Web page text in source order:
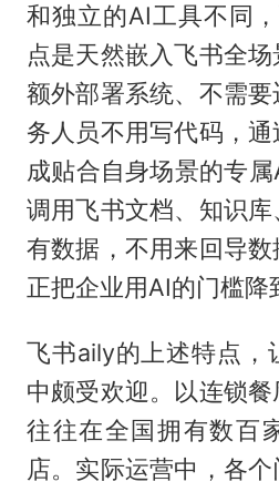
和独立的AI工具不同
点是天然嵌入飞书全
额外部署系统、不需
务人员不用写代码，
成贴合自身场景的专
调用飞书文档、知识
有数据，不用来回导
正把企业用AI的门槛降
飞书aily的上述特点，
中颇受欢迎。以连锁
往往在全国拥有数百
店。实际运营中，各